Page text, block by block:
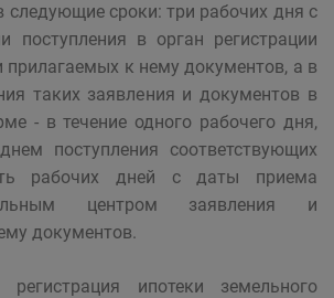
следующие сроки: три рабочих дня с
поступления в орган регистрации
прилагаемых к нему документов, а в
таких заявления и документов в
- в течение одного рабочего дня,
поступления соответствующих
рабочих дней с даты приема
центром заявления и
документов.
регистрация ипотеки земельного